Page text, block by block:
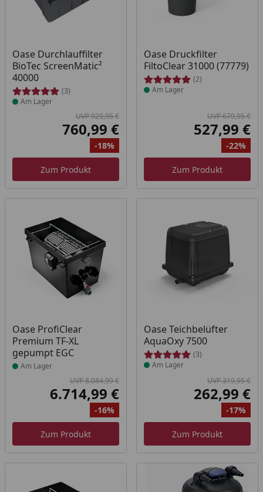
Oase Durchlauffilter
BioTec ScreenMatic²
40000
(3)
Produkt am Lager
Am Lager
Ursprünglicher Preis
UVP 929,95 €
Aktueller Preis
760,99 €
Rabatt
-18%
Zum Produkt
Oase Druckfilter
FiltoClear 31000 (77779)
(2)
Produkt am Lager
Am Lager
UVP 679,95 €
527,99 €
-22%
Zum Produkt
Oase ProfiClear
Premium TF-XL
gepumpt EGC
Produkt am Lager
Am Lager
Ursprünglicher Preis
UVP 8.084,99 €
Aktueller Preis
6.714,99 €
Rabatt
-16%
Zum Produkt
Oase Teichbelüfter
AquaOxy 7500
(3)
Produkt am Lager
Am Lager
UVP 319,95 €
262,99 €
-17%
Zum Produkt